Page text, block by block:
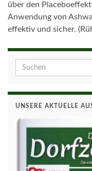
über den
Anwendung von
effektiv und sicher.
Search for:
UNSERE AKTUELLE